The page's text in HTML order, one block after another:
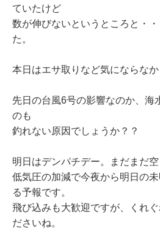
ていたけど
数が伸びないというところと・
た。
本日はエサ取りなど気にならなか
先日の台風6号の影響なのか、海
のも
釣れない原因でしょうか？？
明日はデンパチデー。まだまだ空
低気圧の加減で今夜から明日の
る予報です。
飛び込みも大歓迎ですが、くれ
ださいね。